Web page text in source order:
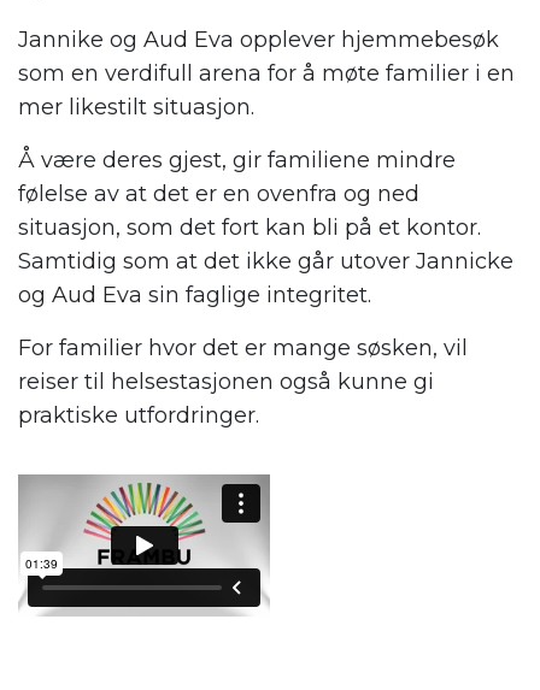
Jannike og Aud Eva opplever hjemmebesøk
som en verdifull arena for å møte familier i en
mer likestilt situasjon.
Å være deres gjest, gir familiene mindre
følelse av at det er en ovenfra og ned
situasjon, som det fort kan bli på et kontor.
Samtidig som at det ikke går utover Jannicke
og Aud Eva sin faglige integritet.
For familier hvor det er mange søsken, vil
reiser til helsestasjonen også kunne gi
praktiske utfordringer.